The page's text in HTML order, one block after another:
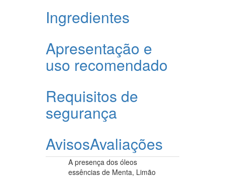
Ingredientes
Apresentação e
uso recomendado
Requisitos de
segurança
AvisosAvaliações
A presença dos óleos
essências de Menta, Limão